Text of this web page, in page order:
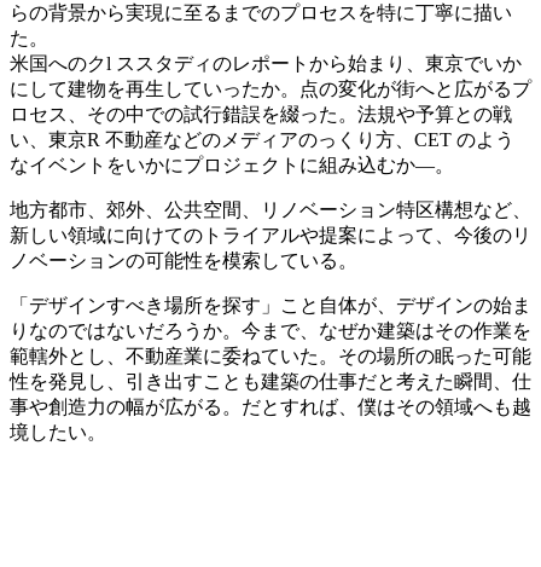
らの背景から実現に至るまでのプロセスを特に丁寧に描い
た。
米国へのクl ススタディのレポートから始まり、東京でいか
にして建物を再生していったか。点の変化が街へと広がるプ
ロセス、その中での試行錯誤を綴った。法規や予算との戦
い、東京R 不動産などのメディアのっくり方、CET のよう
なイベントをいかにプロジェクトに組み込むか—。
地方都市、郊外、公共空間、リノベーション特区構想など、
新しい領域に向けてのトライアルや提案によって、今後のリ
ノベーションの可能性を模索している。
「デザインすべき場所を探す」こと自体が、デザインの始ま
りなのではないだろうか。今まで、なぜか建築はその作業を
範轄外とし、不動産業に委ねていた。その場所の眠った可能
性を発見し、引き出すことも建築の仕事だと考えた瞬間、仕
事や創造力の幅が広がる。だとすれば、僕はその領域へも越
境したい。